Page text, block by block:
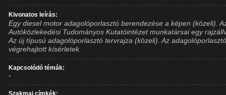
Kivonatos leírás:
Egy diesel motor adagolóporlasztó berendezése a képen (közeli).
Autóközlekedési Tudományos Kutatóintézet munkatársai egy
Az új típusú adagolóporlasztó tervrajza (közeli). Az
végrehajtott kísérletek.
Kapcsolódó témák:
-
Szakmai címkék: